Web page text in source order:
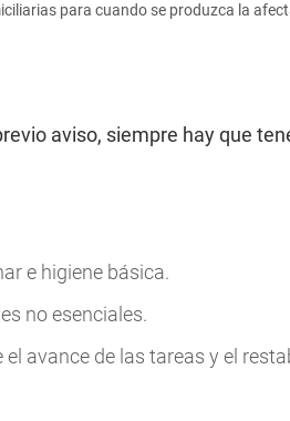
para cuando se produzca la
aviso, siempre hay que
e higiene básica.
no esenciales.
avance de las tareas y el